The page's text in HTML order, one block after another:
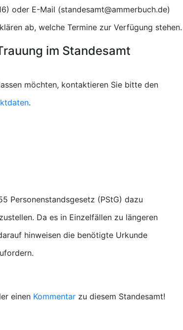
) oder E-Mail (
)
ab, welche Termine zur Verfügung stehen.
im Standesamt
möchten, kontaktieren Sie bitte den
.
Personenstandsgesetz (PStG) dazu
Da es in Einzelfällen zu längeren
hinweisen die benötigte Urkunde
einen Kommentar zu diesem Standesamt!